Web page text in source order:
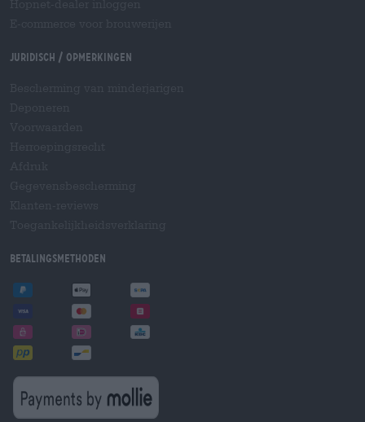
Juridisch / Opmerkingen
Betalingsmethoden